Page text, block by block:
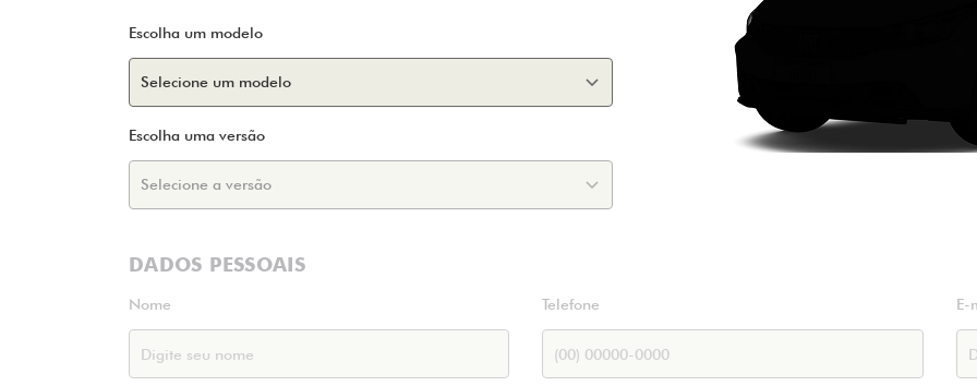
Escolha um modelo
Escolha uma versão
DADOS PESSOAIS
Nome Telefone E-